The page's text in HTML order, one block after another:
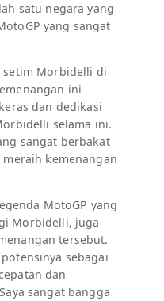
satu negara yang
yang sangat
setim Morbidelli di
ini
dan dedikasi
selama ini.
sangat berbakat
kemenangan
MotoGP yang
Morbidelli, juga
tersebut.
sebagai
dan
sangat bangga